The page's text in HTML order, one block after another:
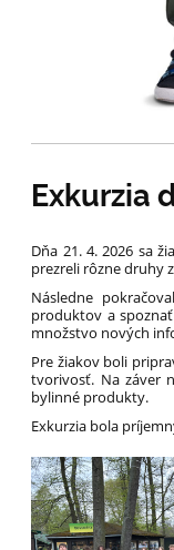
Exkurzia
Dňa 21. 4. 2026 sa
prezreli rôzne druhy
Následne
produktov a
množstvo nových
Pre žiakov boli
tvorivosť. Na záver
bylinné produkty.
Exkurzia bola